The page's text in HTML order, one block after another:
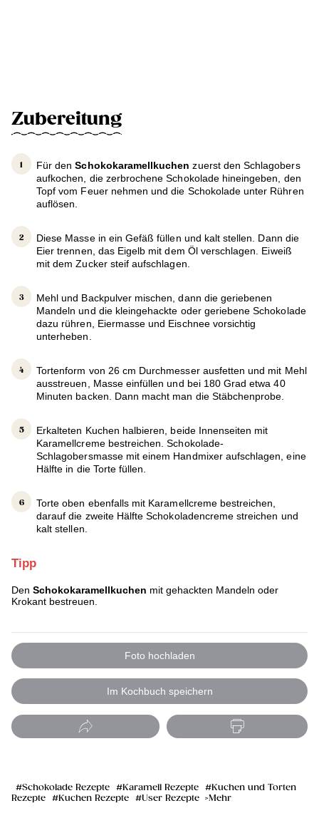
Zubereitung
Für denSchokokaramellkuchen zuerst den Schlagobers
aufkochen, die zerbrochene Schokolade hineingeben, den
Topf vom Feuer nehmen und die Schokolade unter Rühren
auflösen.
Diese Masse in ein Gefäß füllen und kalt stellen. Dann die
Eier trennen, das Eigelb mit dem Öl verschlagen. Eiweiß
mit dem Zucker steif aufschlagen.
Mehl und Backpulver mischen, dann die geriebenen
Mandeln und die kleingehackte oder geriebene Schokolade
dazu rühren, Eiermasse und Eischnee vorsichtig
unterheben.
Tortenform von 26 cm Durchmesser ausfetten und mit Mehl
ausstreuen, Masse einfüllen und bei 180 Grad etwa 40
Minuten backen. Dann macht man die Stäbchenprobe.
Erkalteten Kuchen halbieren, beide Innenseiten mit
Karamellcreme bestreichen. Schokolade-
Schlagobersmasse mit einem Handmixer aufschlagen, eine
Hälfte in die Torte füllen.
Torte oben ebenfalls mit Karamellcreme bestreichen,
darauf die zweite Hälfte Schokoladencreme streichen und
kalt stellen.
Tipp
Den Schokokaramellkuchen mit gehackten Mandeln oder
Krokant bestreuen.
Foto hochladen
Im Kochbuch speichern
Schokolade Rezepte Karamell Rezepte
Kuchen und Torten
Rezepte
Kuchen Rezepte User Rezepte Mehr